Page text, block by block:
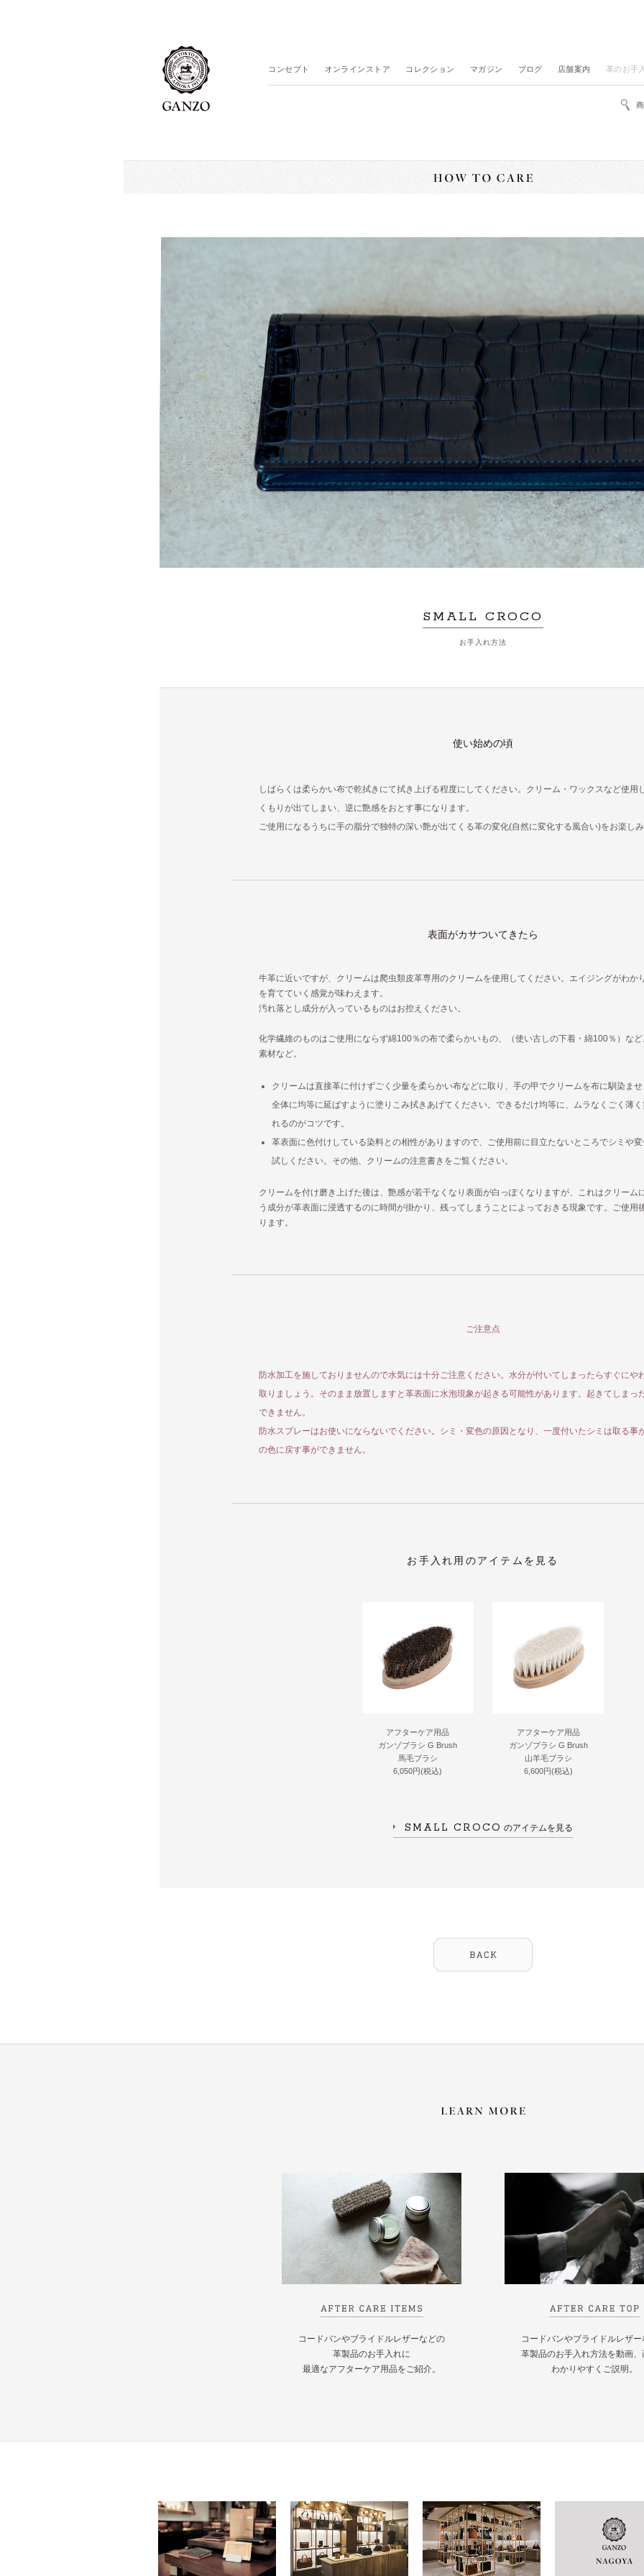
コンセプト オンラインストア コレクション マガジン ブログ 店舗案内 革のお手
SMALL CROCO
お手入れ方法
使い始めの頃
しばらくは柔らかい布で乾拭きにて拭き上げる程度にしてください。クリーム・ワックスなど使用
くもりが出てしまい、逆に艶感をおとす事になります。
ご使用になるうちに手の脂分で独特の深い艶が出てくる革の変化(自然に変化する風合い)をお楽しみ
表面がカサついてきたら
牛革に近いですが、クリームは爬虫類皮革専用のクリームを使用してください。エイジングがわか
を育てていく感覚が味わえます。
汚れ落とし成分が入っているものはお控えください。
化学繊維のものはご使用にならず綿100％の布で柔らかいもの、（使い古しの下着・綿100％）な
素材など。
クリームは直接革に付けずごく少量を柔らかい布などに取り、手の甲でクリームを布に馴染ませ
全体に均等に延ばすように塗りこみ拭きあげてください。できるだけ均等に、ムラなくごく薄
れるのがコツです。
革表面に色付けしている染料との相性がありますので、ご使用前に目立たないところでシミや
試しください。その他、クリームの注意書きをご覧ください。
クリームを付け磨き上げた後は、艶感が若干なくなり表面が白っぽくなりますが、これはクリーム
う成分が革表面に浸透するのに時間が掛かり、残ってしまうことによっておきる現象です。ご使用
ります。
ご注意点
防水加工を施しておりませんので水気には十分ご注意ください。水分が付いてしまったらすぐにや
取りましょう。そのまま放置しますと革表面に水泡現象が起きる可能性があります。起きてしまっ
できません。
防水スプレーはお使いにならないでください。シミ・変色の原因となり、一度付いたシミは取る事
の色に戻す事ができません。
お手入れ用のアイテムを見る
アフターケア用品
ガンゾブラシ G Brush
馬毛ブラシ
6,050円(税込)
アフターケア用品
ガンゾブラシ G Brush
山羊毛ブラシ
6,600円(税込)
SMALL CROCO のアイテムを見る
コードバンやブライドルレザーなどの
革製品のお手入れに
最適なアフターケア用品をご紹介。
コードバンやブライドルレザー
革製品のお手入れ方法を動画、
わかりやすくご説明。